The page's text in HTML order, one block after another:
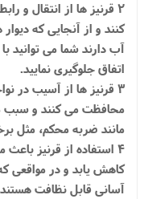
2 قرنیز ها از انتقال و
کنند و از آنجایی که
آب دارند شما می توانید
اتفاق جلوگیری نمایید.
3 قرنیز ها از آسیب در
محافظت می کنند و سبب
مانند ضربه محکم، مثل
4 استفاده از قرنیز
کاهش یابد و در مواقعی
آسانی قابل نظافت